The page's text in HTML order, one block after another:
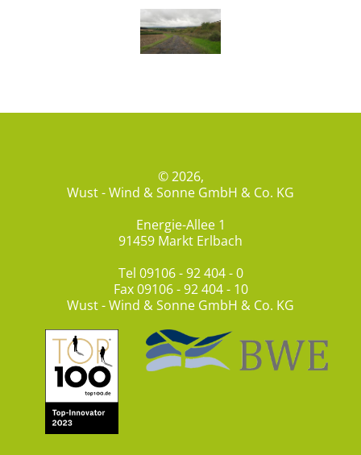
© 2026,
Wust - Wind & Sonne GmbH & Co. KG
Energie-Allee 1
91459 Markt Erlbach
Tel 09106 - 92 404 - 0
Fax 09106 - 92 404 - 10
Wust - Wind & Sonne GmbH & Co. KG